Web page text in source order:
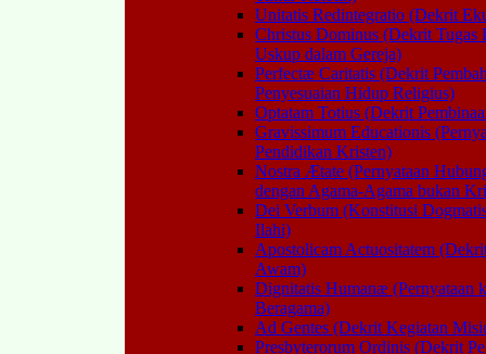
Unitatis Redintegratio (Dekrit
Christus Dominus (Dekrit Tugas
Uskup dalam Gereja)
Perfectæ Caritatis (Dekrit
Penyesuaian Hidup Religius)
Optatam Totius (Dekrit
Gravissimum Educationis
Pendidikan Kristen)
Nostra Ætate (Pernyataan
dengan Agama-Agama bukan
Dei Verbum (Konstitusi
Ilahi)
Apostolicam Actuositatem
Awam)
Dignitatis Humanæ (Pernyataan
Beragama)
Ad Gentes (Dekrit Kegiatan
Presbyterorum Ordinis (Dekrit